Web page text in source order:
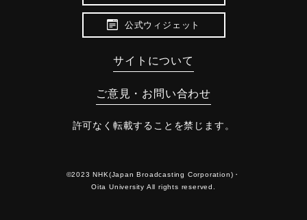
公式ウィジェット
サイトについて
ご意見・お問い合わせ
許可なく転載することを禁じます。
©2023 NHK(Japan Broadcasting Corporation)・
Oita University All rights reserved.